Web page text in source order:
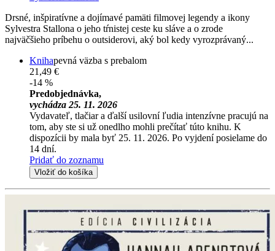
Drsné, inšpiratívne a dojímavé pamäti filmovej legendy a ikony
Sylvestra Stallona o jeho tŕnistej ceste ku sláve a o zrode
najväčšieho príbehu o outsiderovi, aký bol kedy vyrozprávaný...
Knihapevná väzba s prebalom
21,49 €
-14 %
Predobjednávka,
vychádza 25. 11. 2026
Vydavateľ, tlačiar a ďalší usilovní ľudia intenzívne pracujú na
tom, aby ste si už onedlho mohli prečítať túto knihu. K
dispozícii by mala byť 25. 11. 2026. Po vyjdení posielame do
14 dní.
Pridať do zoznamu
Vložiť do košíka